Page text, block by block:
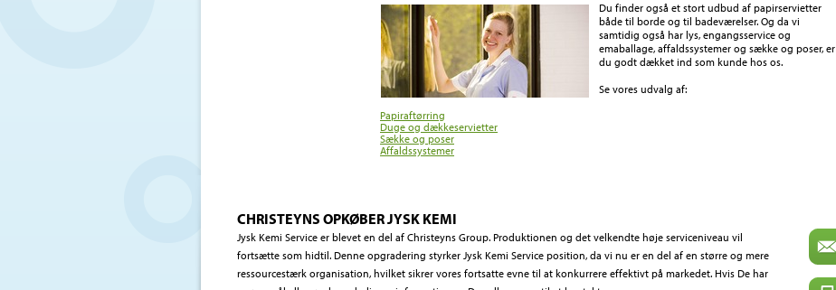
Du finder også et stort udbud af papirservietter
både til borde og til badeværelser. Og da vi
samtidig også har lys, engangsservice og
emaballage, affaldssystemer og sække og poser, er
du godt dækket ind som kunde hos os.
Se vores udvalg af:
Papiraftørring
Duge og dækkeservietter
Sække og poser
Affaldssystemer
CHRISTEYNS OPKØBER JYSK KEMI
Jysk Kemi Service er blevet en del af Christeyns Group. Produktionen og det velkendte høje serviceniveau vil
fortsætte som hidtil. Denne opgradering styrker Jysk Kemi Service position, da vi nu er en del af en større og mere
ressourcestærk organisation, hvilket sikrer vores fortsatte evne til at konkurrere effektivt på markedet. Hvis De har